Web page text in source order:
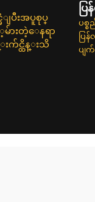
ခံျပီးအပူစုပ္
ားတဲ့ေနရာ
းက်င္ထိန္းသိ
ပြ
ပစ္
ပြ
ပျ